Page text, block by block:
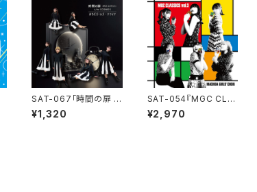
SAT-067「時間の扉 -
MGC edition- / COS
MOS」 まちだガール
¥1,320
SAT-054『MGC CLA
SSICS vol.3』まちだガ
ールズ・クワイア
¥2,970